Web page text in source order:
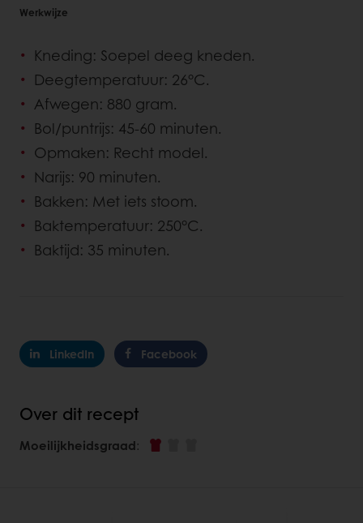
Werkwijze
Kneding: Soepel deeg kneden.
Deegtemperatuur: 26°C.
Afwegen: 880 gram.
Bol/puntrijs: 45-60 minuten.
Opmaken: Recht model.
Narijs: 90 minuten.
Bakken: Met iets stoom.
Baktemperatuur: 250°C.
Baktijd: 35 minuten.
LinkedIn Facebook
Over dit recept
Moeilijkheidsgraad: